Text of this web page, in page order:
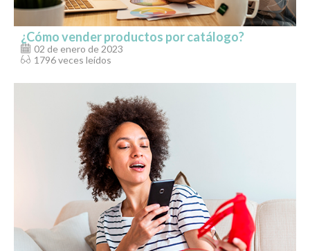
¿Cómo vender productos por catálogo?
02 de enero de 2023
1796 veces leídos